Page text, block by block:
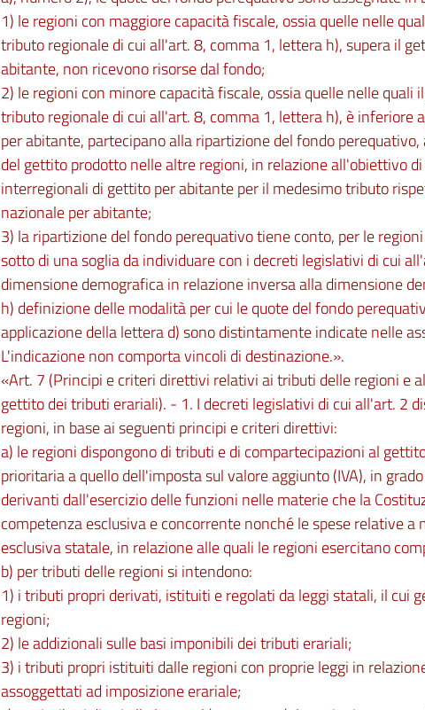
1) le regioni con maggiore capacità fiscale, ossia quelle nelle
tributo regionale di cui all'art. 8, comma 1, lettera h), supera il
abitante, non ricevono risorse dal fondo;
2) le regioni con minore capacità fiscale, ossia quelle nelle quali
tributo regionale di cui all'art. 8, comma 1, lettera h), è inferiore
per abitante, partecipano alla ripartizione del fondo
del gettito prodotto nelle altre regioni, in relazione all'obiettivo
interregionali di gettito per abitante per il medesimo tributo
nazionale per abitante;
3) la ripartizione del fondo perequativo tiene conto, per le
sotto di una soglia da individuare con i decreti legislativi di cui
dimensione demografica in relazione inversa alla dimensione
h) definizione delle modalità per cui le quote del fondo
applicazione della lettera d) sono distintamente indicate nelle
L'indicazione non comporta vincoli di destinazione.».
«Art. 7 (Principi e criteri direttivi relativi ai tributi delle regioni e
gettito dei tributi erariali). - 1. I decreti legislativi di cui all'art. 2
regioni, in base ai seguenti principi e criteri direttivi:
a) le regioni dispongono di tributi e di compartecipazioni al
prioritaria a quello dell'imposta sul valore aggiunto (IVA), in
derivanti dall'esercizio delle funzioni nelle materie che la
competenza esclusiva e concorrente nonché le spese relative a
esclusiva statale, in relazione alle quali le regioni esercitano
b) per tributi delle regioni si intendono:
1) i tributi propri derivati, istituiti e regolati da leggi statali, il cui
regioni;
2) le addizionali sulle basi imponibili dei tributi erariali;
3) i tributi propri istituiti dalle regioni con proprie leggi in
assoggettati ad imposizione erariale;